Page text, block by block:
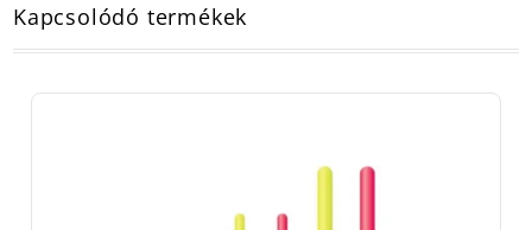
Kapcsolódó termékek